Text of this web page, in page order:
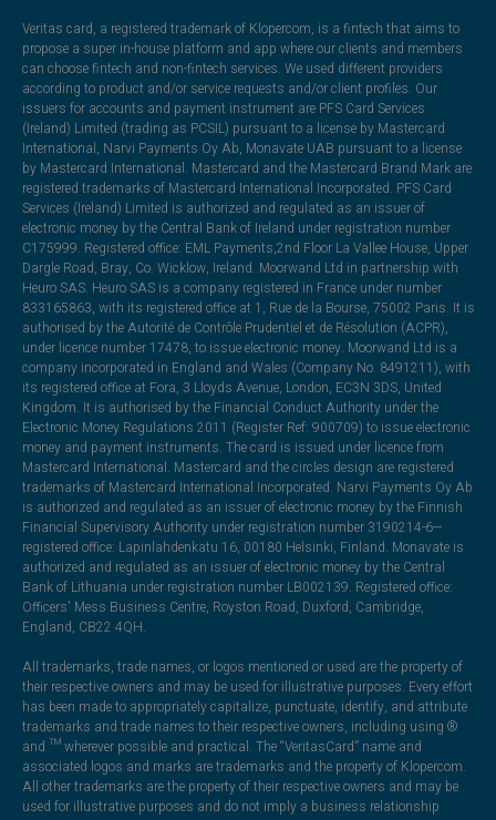
Veritas card, a registered trademark of Klopercom, is a fintech that aims to
propose a super in-house platform and app where our clients and members
can choose fintech and non-fintech services. We used different providers
according to product and/or service requests and/or client profiles. Our
issuers for accounts and payment instrument are PFS Card Services
(Ireland) Limited (trading as PCSIL) pursuant to a license by Mastercard
International, Narvi Payments Oy Ab, Monavate UAB pursuant to a license
by Mastercard International. Mastercard and the Mastercard Brand Mark are
registered trademarks of Mastercard International Incorporated. PFS Card
Services (Ireland) Limited is authorized and regulated as an issuer of
electronic money by the Central Bank of Ireland under registration number
C175999. Registered office: EML Payments,2nd Floor La Vallee House, Upper
Dargle Road, Bray, Co. Wicklow, Ireland. Moorwand Ltd in partnership with
Heuro SAS. Heuro SAS is a company registered in France under number
833165863, with its registered office at 1, Rue de la Bourse, 75002 Paris. It is
authorised by the Autorité de Contrôle Prudentiel et de Résolution (ACPR),
under licence number 17478, to issue electronic money. Moorwand Ltd is a
company incorporated in England and Wales (Company No. 8491211), with
its registered office at Fora, 3 Lloyds Avenue, London, EC3N 3DS, United
Kingdom. It is authorised by the Financial Conduct Authority under the
Electronic Money Regulations 2011 (Register Ref: 900709) to issue electronic
money and payment instruments. The card is issued under licence from
Mastercard International. Mastercard and the circles design are registered
trademarks of Mastercard International Incorporated. Narvi Payments Oy Ab
is authorized and regulated as an issuer of electronic money by the Finnish
Financial Supervisory Authority under registration number 3190214-6—
registered office: Lapinlahdenkatu 16, 00180 Helsinki, Finland. Monavate is
authorized and regulated as an issuer of electronic money by the Central
Bank of Lithuania under registration number LB002139. Registered office:
Officers' Mess Business Centre, Royston Road, Duxford, Cambridge,
England, CB22 4QH.
All trademarks, trade names, or logos mentioned or used are the property of
their respective owners and may be used for illustrative purposes. Every effort
has been made to appropriately capitalize, punctuate, identify, and attribute
trademarks and trade names to their respective owners, including using ®
and ™ wherever possible and practical. The “VeritasCard” name and
associated logos and marks are trademarks and the property of Klopercom.
All other trademarks are the property of their respective owners and may be
used for illustrative purposes and do not imply a business relationship